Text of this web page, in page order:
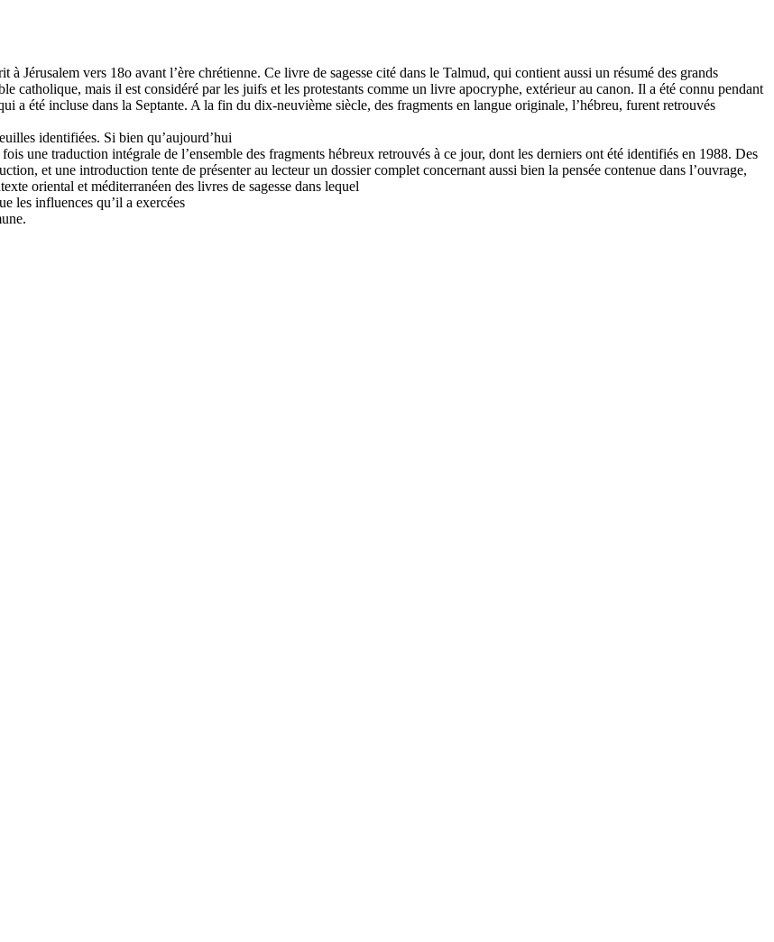
Jérusalem vers 18o avant l’ère chrétienne. Ce livre de sagesse cité dans le Talmud, qui contient aussi un résumé des grands
catholique, mais il est considéré par les juifs et les protestants comme un livre apocryphe, extérieur au canon. Il a été connu pendant
a été incluse dans la Septante. A la fin du dix-neuvième siècle, des fragments en langue originale, l’hébreu, furent retrouvés
identifiées. Si bien qu’aujourd’hui
une traduction intégrale de l’ensemble des fragments hébreux retrouvés à ce jour, dont les derniers ont été identifiés en 1988. Des
et une introduction tente de présenter au lecteur un dossier complet concernant aussi bien la pensée contenue dans l’ouvrage,
oriental et méditerranéen des livres de sagesse dans lequel
les influences qu’il a exercées